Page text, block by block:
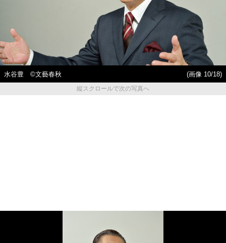
水谷豊 ©︎文藝春秋
(画像 10/18)
縦スクロールで次の写真へ